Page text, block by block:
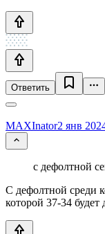
Ответить
MAXInator2 янв
с дефолтной
С дефолтной среди
которой 37-34